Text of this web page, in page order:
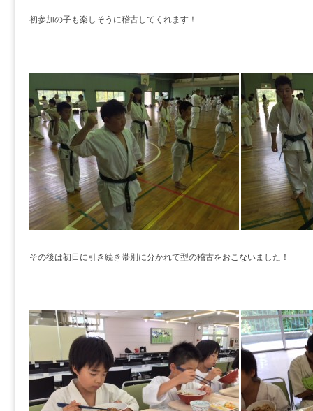
初参加の子も楽しそうに稽古してくれます！
その後は初日に引き続き帯別に分かれて型の稽古をおこないました！